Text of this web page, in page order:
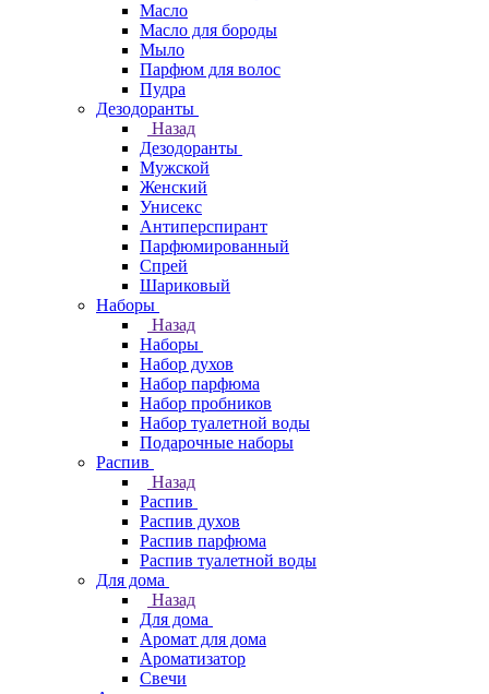
Масло
Масло для бороды
Мыло
Парфюм для волос
Пудра
Дезодоранты
Назад
Дезодоранты
Мужской
Женский
Унисекс
Антиперспирант
Парфюмированный
Спрей
Шариковый
Наборы
Назад
Наборы
Набор духов
Набор парфюма
Набор пробников
Набор туалетной воды
Подарочные наборы
Распив
Назад
Распив
Распив духов
Распив парфюма
Распив туалетной воды
Для дома
Назад
Для дома
Аромат для дома
Ароматизатор
Свечи